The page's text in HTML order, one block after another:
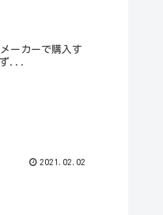
ーカーで購入す
ず...
2021.02.02